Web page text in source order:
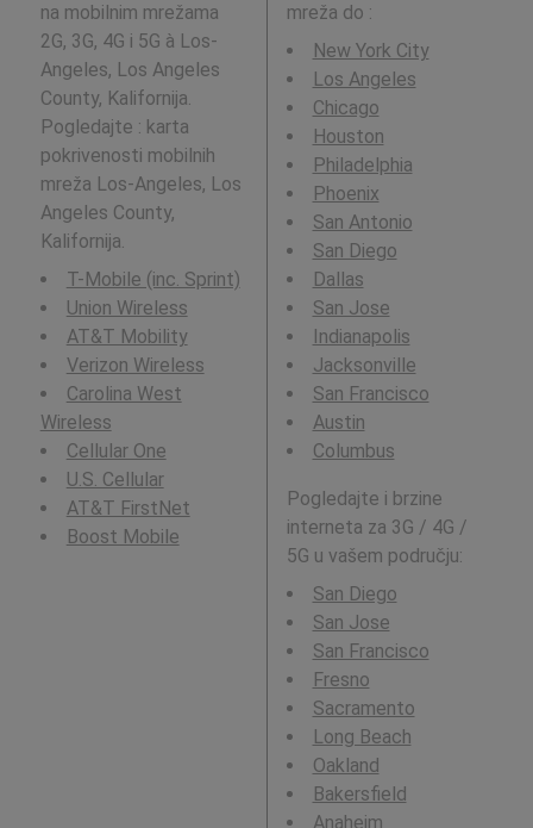
na mobilnim mrežama
2G, 3G, 4G i 5G à Los-
Angeles, Los Angeles
County, Kalifornija.
Pogledajte : karta
pokrivenosti mobilnih
mreža Los-Angeles, Los
Angeles County,
Kalifornija.
T-Mobile (inc. Sprint)
Union Wireless
AT&T Mobility
Verizon Wireless
Carolina West
Wireless
Cellular One
U.S. Cellular
AT&T FirstNet
Boost Mobile
mreža do :
New York City
Los Angeles
Chicago
Houston
Philadelphia
Phoenix
San Antonio
San Diego
Dallas
San Jose
Indianapolis
Jacksonville
San Francisco
Austin
Columbus
Pogledajte i brzine
interneta za 3G / 4G /
5G u vašem području:
San Diego
San Jose
San Francisco
Fresno
Sacramento
Long Beach
Oakland
Bakersfield
Anaheim